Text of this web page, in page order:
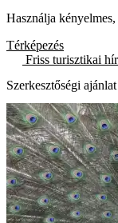
Szarvasi Arborétum
Magyarország
Dél-Alföld Szarvas
Bővebben